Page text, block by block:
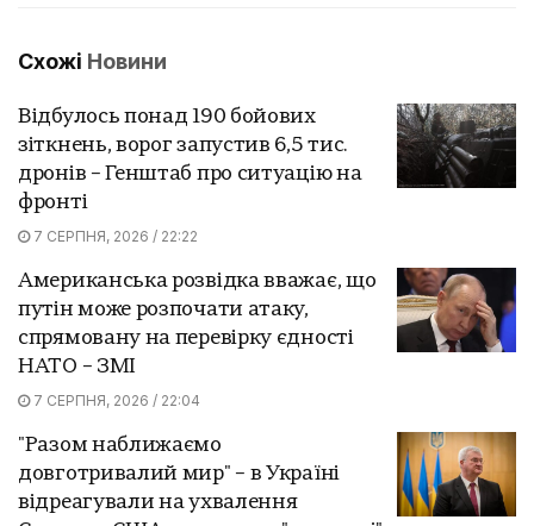
Схожі Новини
Відбулось понад 190 бойових
зіткнень, ворог запустив 6,5 тис.
дронів – Генштаб про ситуацію на
фронті
7 СЕРПНЯ, 2026 / 22:22
Американська розвідка вважає, що
путін може розпочати атаку,
спрямовану на перевірку єдності
НАТО – ЗМІ
7 СЕРПНЯ, 2026 / 22:04
"Разом наближаємо
довготривалий мир" – в Україні
відреагували на ухвалення